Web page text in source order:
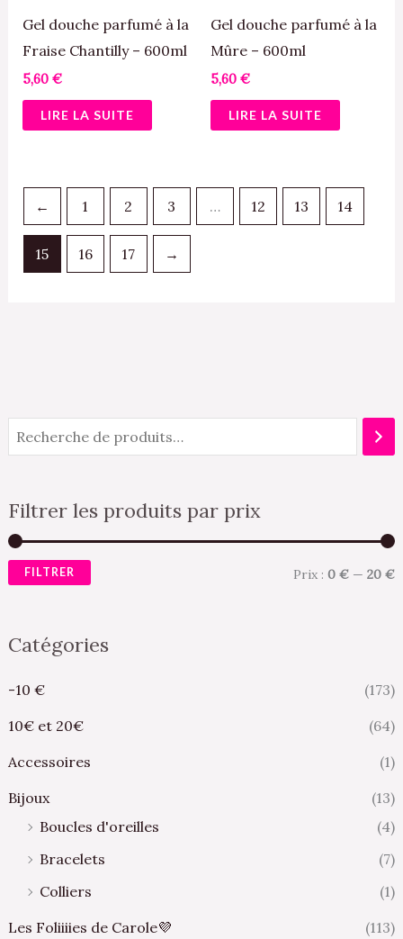
Filtrer les produits par prix
FILTRER Prix :0 € —20 €
Catégories
-10 €
(173)
10€ et 20€
(64)
Accessoires
(1)
Bijoux
(13)
Boucles d'oreilles
(4)
Bracelets
(7)
Colliers
(1)
Les Foliiiies de Carole💜
(113)
Gel douche parfumé à la
Fraise Chantilly – 600ml
5,60 €
LIRE LA SUITE
Gel douche parfumé à la
Mûre – 600ml
5,60 €
LIRE LA SUITE
← 1 2 3 … 12 13 14
15 16 17 →